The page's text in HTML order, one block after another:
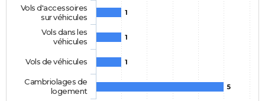
1
1
1
5
Vols d'accessoires
sur véhicules
Vols dans les
véhicules
Vols de véhicules
Cambriolages de
logement